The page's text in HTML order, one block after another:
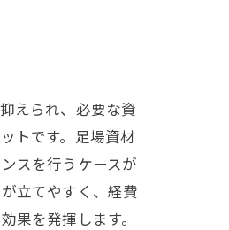
えられ、必要な資
トです。足場資材
スを行うケースが
立てやすく、経費
果を発揮します。